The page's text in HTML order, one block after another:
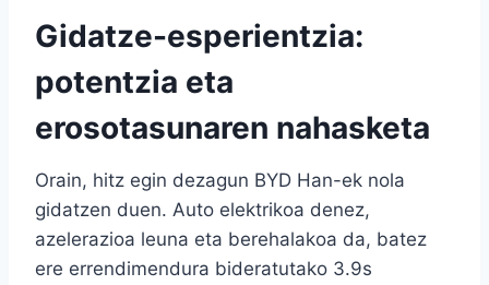
Gidatze-esperientzia:
potentzia eta
erosotasunaren nahasketa
Orain, hitz egin dezagun BYD Han-ek nola
gidatzen duen. Auto elektrikoa denez,
azelerazioa leuna eta berehalakoa da, batez
ere errendimendura bideratutako 3.9s